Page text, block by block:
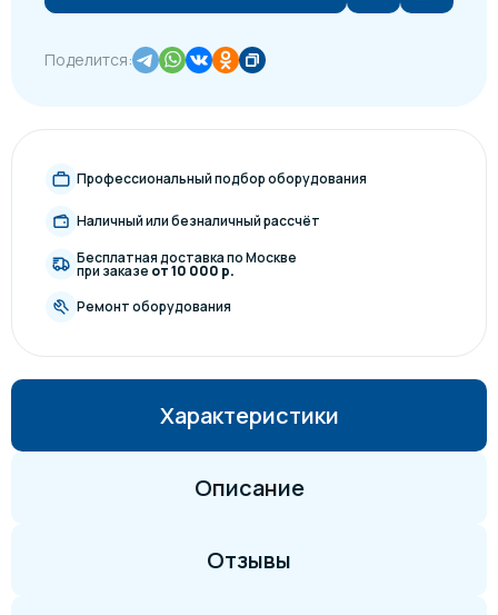
Поделится:
Профессиональный подбор оборудования
Наличный или безналичный рассчёт
Бесплатная доставка по Москве
при заказе от 10 000 р.
Ремонт оборудования
Характеристики
Описание
Отзывы